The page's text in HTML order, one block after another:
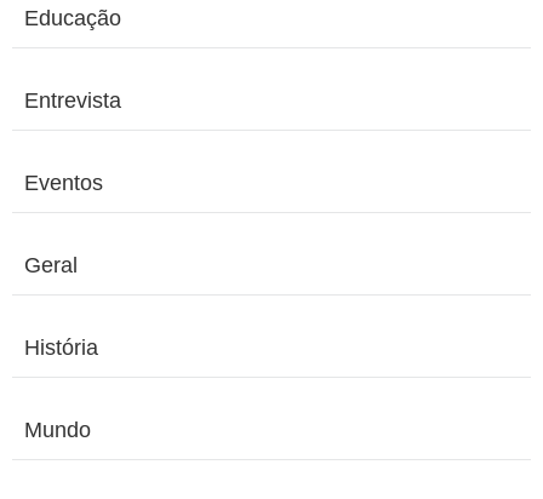
Educação
Entrevista
Eventos
Geral
História
Mundo